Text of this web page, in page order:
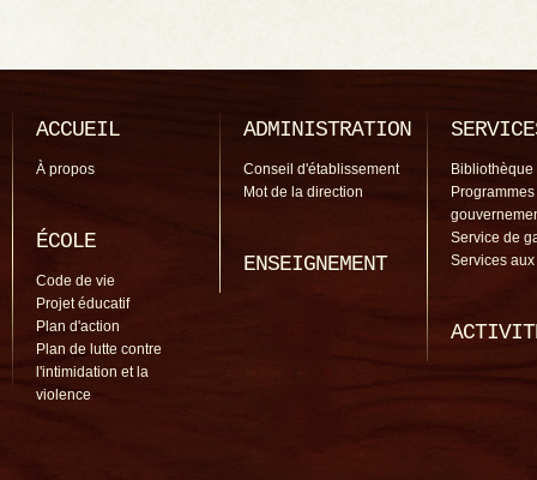
ACCUEIL
À propos
ÉCOLE
Code de vie
Projet éducatif
Plan d'action
Plan de lutte contre
l'intimidation et la
violence
ADMINISTRATION
Conseil d'établissement
Mot de la direction
ENSEIGNEMENT
Bibliothèque
Programmes
Service de
Services